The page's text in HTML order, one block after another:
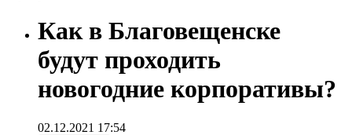
Как в Благовещенске
будут проходить
новогодние корпоративы?
02.12.2021 17:54